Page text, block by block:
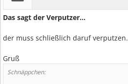
Das sagt der Verputzer...
der muss schließlich daruf verputzen.
Gruß
Schnäppchen: